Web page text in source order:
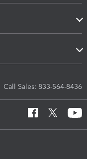
Call Sales: 833-564-8436